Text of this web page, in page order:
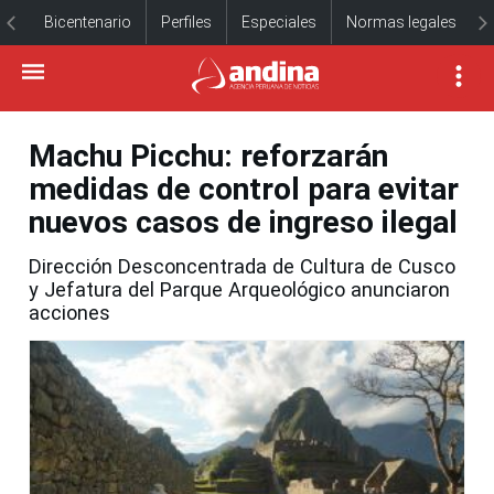
Bicentenario Perfiles Especiales Normas legales
Machu Picchu: reforzarán
medidas de control para evitar
nuevos casos de ingreso ilegal
Dirección Desconcentrada de Cultura de Cusco
y Jefatura del Parque Arqueológico anunciaron
acciones